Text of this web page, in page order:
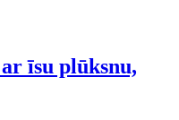
īsu plūksnu,